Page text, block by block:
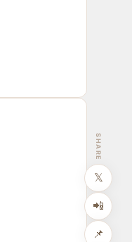
SHARE
𝕏
📲
📌